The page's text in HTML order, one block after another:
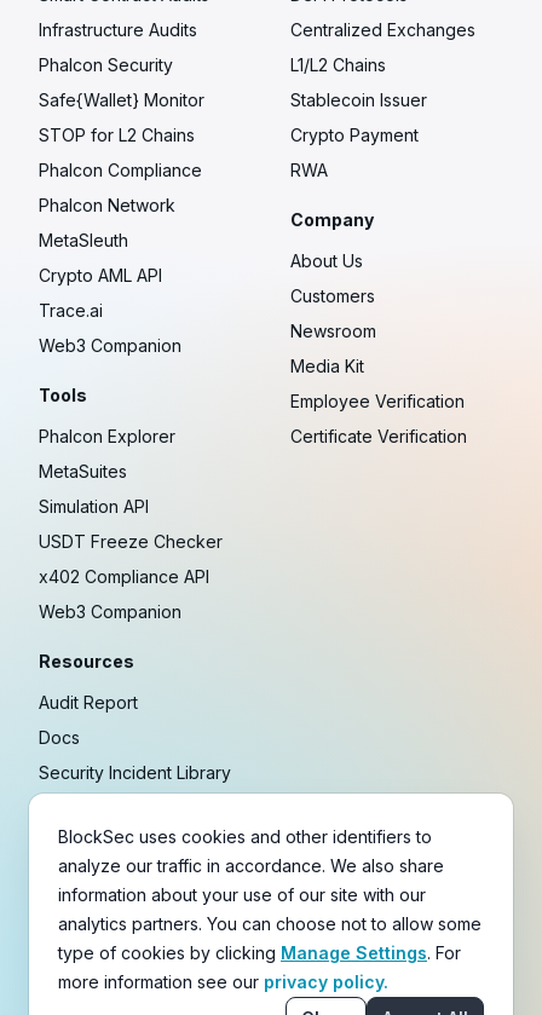
Infrastructure Audits
Phalcon Security
Safe{Wallet} Monitor
STOP for L2 Chains
Phalcon Compliance
Phalcon Network
MetaSleuth
Crypto AML API
Trace.ai
Web3 Companion
Tools
Phalcon Explorer
MetaSuites
Simulation API
USDT Freeze Checker
x402 Compliance API
Web3 Companion
Resources
Audit Report
Docs
Security Incident Library
Research
Guides
Crypto Payment Playbook
Centralized Exchanges
L1/L2 Chains
Stablecoin Issuer
Crypto Payment
RWA
Company
About Us
Customers
Newsroom
Media Kit
Employee Verification
Certificate Verification
Copyright © 2021-2026BlockSec
Terms & Policies & Disclaimer
BlockSec uses cookies and other identifiers to
analyze our traffic in accordance. We also share
information about your use of our site with our
analytics partners. You can choose not to allow some
type of cookies by clicking Manage Settings. For
more information see our privacy policy.